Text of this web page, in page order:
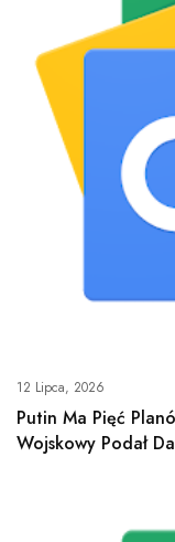
12 Lipca, 2026
Putin Ma Pięć
Wojskowy Podał